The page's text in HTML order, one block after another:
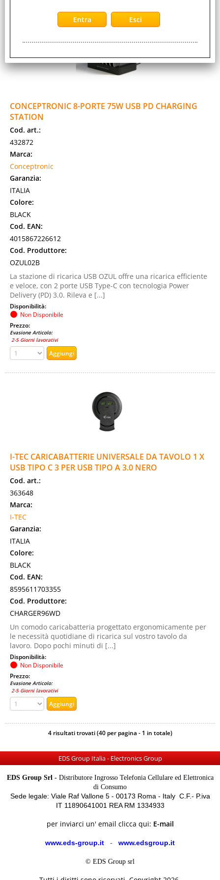
CONCEPTRONIC 8-PORTE 75W USB PD CHARGING
STATION
Cod. art.:
432872
Marca:
Conceptronic
Garanzia:
ITALIA
Colore:
BLACK
Cod. EAN:
4015867226612
Cod. Produttore:
OZUL02B
La stazione di ricarica USB OZUL offre una ricarica efficiente
e veloce, con 2 porte USB Type-C con tecnologia Power
Delivery (PD) 3.0. Rileva e [...]
Disponibilità:
Non Disponibile
Prezzo:
Evasione Articolo:
2-5 Giorni lavorativi
I-TEC CARICABATTERIE UNIVERSALE DA TAVOLO 1 X
USB TIPO C 3 PER USB TIPO A 3.0 NERO
Cod. art.:
363648
Marca:
I-TEC
Garanzia:
ITALIA
Colore:
BLACK
Cod. EAN:
8595611703355
Cod. Produttore:
CHARGER96WD
Un comodo caricabatteria progettato ergonomicamente per
le necessità quotidiane di ricarica sul vostro tavolo da
lavoro. Dopo pochi minuti di [...]
Disponibilità:
Non Disponibile
Prezzo:
Evasione Articolo:
2-5 Giorni lavorativi
4 risultati trovati (40 per pagina - 1 in totale)
EDS Group Italia - Electronics Group
EDS Group Srl -Distributore Ingrosso Telefonia Cellulare ed Elettronica
di Consumo
Sede legale: Viale Raf Vallone 5 - 00173 Roma - Italy C.F.- P.iva
IT 11890641001 REA RM 1334933
per inviarci un' email clicca qui: E-mail
www.eds-group.it - www.edsgroup.it
© EDS Group srl